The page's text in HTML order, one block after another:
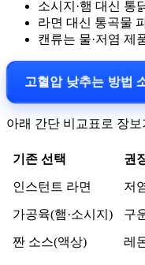
소시지·햄 대신 통
라면 대신 통곡물
캔류는 물·저염 제
고혈압 낮추는 방법
아래 간단 비교표로 장
기존 선택 권
인스턴트 라면 저
가공육(햄·소시지) 구
짠 소스(액상) 레